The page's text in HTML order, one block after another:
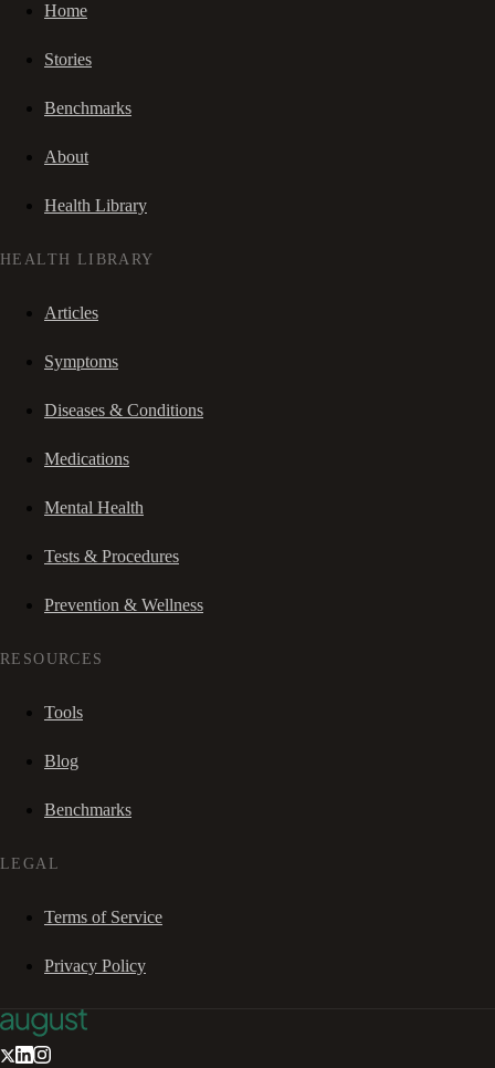
Home
Stories
Benchmarks
About
Health Library
HEALTH LIBRARY
Articles
Symptoms
Diseases & Conditions
Medications
Mental Health
Tests & Procedures
Prevention & Wellness
RESOURCES
Tools
Blog
Benchmarks
LEGAL
Terms of Service
Privacy Policy